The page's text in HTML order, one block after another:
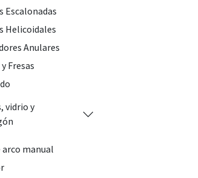
Escalonadas
Helicoidales
Anulares
Fresas
vidrio y
arco manual